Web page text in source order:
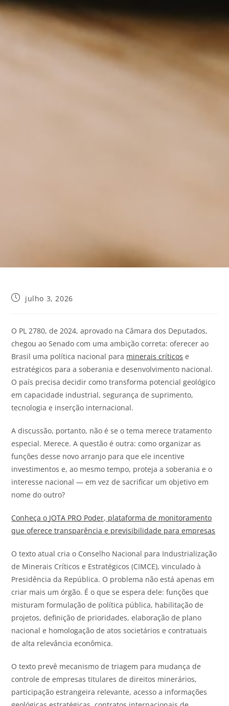
julho 3, 2026
O PL 2780, de 2024, aprovado na Câmara dos Deputados,
chegou ao Senado com uma ambição correta: oferecer ao
Brasil uma política nacional para minerais críticos e
estratégicos para a soberania e desenvolvimento nacional.
O país precisa decidir como transforma potencial geológico
em capacidade industrial, segurança de suprimento,
tecnologia e inserção internacional.
A discussão, portanto, não é se o tema merece tratamento
especial. Merece. A questão é outra: como organizar as
funções desse novo arranjo para que ele incentive
investimentos e, ao mesmo tempo, proteja a soberania e o
interesse nacional — em vez de sacrificar um objetivo em
nome do outro?
Conheça o JOTA PRO Poder, plataforma de monitoramento
que oferece transparência e previsibilidade para empresas
O texto atual cria o Conselho Nacional para Industrialização
de Minerais Críticos e Estratégicos (CIMCE), vinculado à
Presidência da República. O problema não está apenas em
criar mais um órgão. É o que se espera dele: funções que
misturam formulação de política pública, habilitação de
projetos, definição de prioridades, elaboração de plano
nacional e homologação de atos societários e contratuais
de alta relevância econômica.
O texto prevê mecanismo de triagem para mudança de
controle de empresas titulares de direitos minerários,
participação estrangeira relevante, acesso a informações